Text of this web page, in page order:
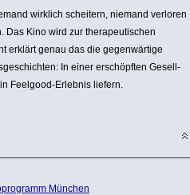
wirklich scheitern, niemand verloren
Das Kino wird zur thera­peu­ti­schen
erklärt genau das die gegen­wär­tige
In einer erschöpften Gesell­
Feelgood-Erlebnis liefern.
München